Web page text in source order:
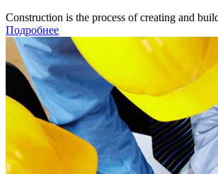
Construction is the process of creating and
Подробнее